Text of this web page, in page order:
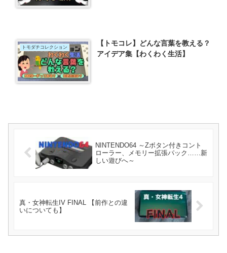
トモダチコレクション
【トモコレ】どんな言葉を教える？
アイデア集【わくわく生活】
NINTENDO64 ～Zボタン付きコント
ローラー、メモリー拡張パック……新
しい遊びへ～
真・女神転生IV FINAL 【前作との違
いについても】